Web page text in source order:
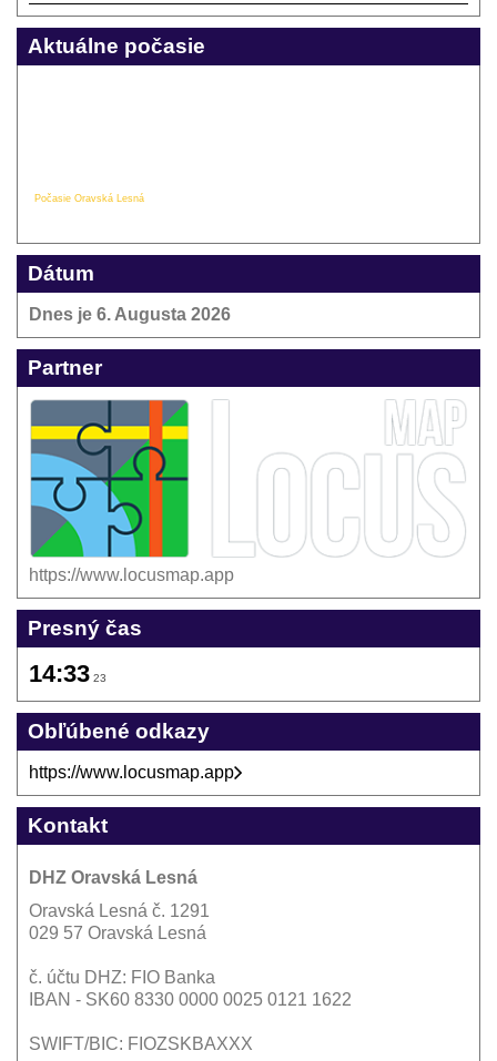
Aktuálne počasie
Počasie Oravská Lesná
Dátum
Dnes je 6. Augusta 2026
Partner
https://www.locusmap.app
Presný čas
14:33 23
Obľúbené odkazy
https://www.locusmap.app
Kontakt
DHZ Oravská Lesná
Oravská Lesná č. 1291
029 57 Oravská Lesná
č. účtu DHZ: FIO Banka
IBAN - SK60 8330 0000 0025 0121 1622
SWIFT/BIC: FIOZSKBAXXX